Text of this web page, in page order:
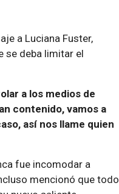
a Luciana Fuster,
se deba limitar el
a los medios de
contenido, vamos a
así nos llame quien
fue incomodar a
mencionó que todo